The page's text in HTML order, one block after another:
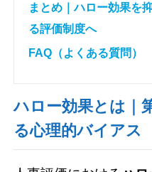
まとめ｜ハロー効果を
る評価制度へ
FAQ（よくある質問）
ハロー効果とは｜
る心理的バイアス